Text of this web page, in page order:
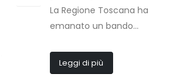
La Regione Toscana ha
emanato un bando...
Leggi di più